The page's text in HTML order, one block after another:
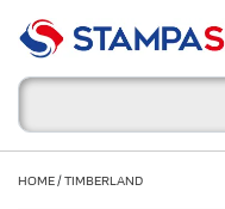
HOME/TIMBERLAND